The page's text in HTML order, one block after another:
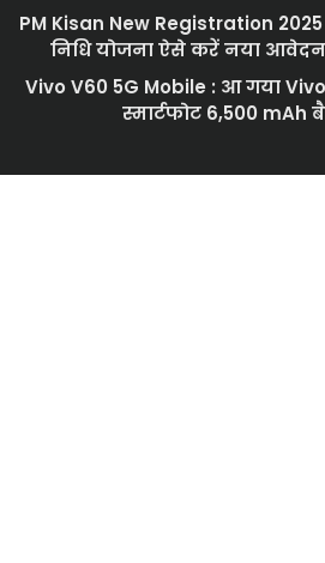
PM Kisan New Registration
निधि योजना ऐसे करें नया
Vivo V60 5G Mobile : आ गया
स्मार्टफोट 6,500 mAh